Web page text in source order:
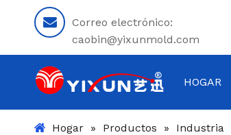
Correo electrónico:
caobin@yixunmold.com
HOGAR
Hogar » Productos » Industria